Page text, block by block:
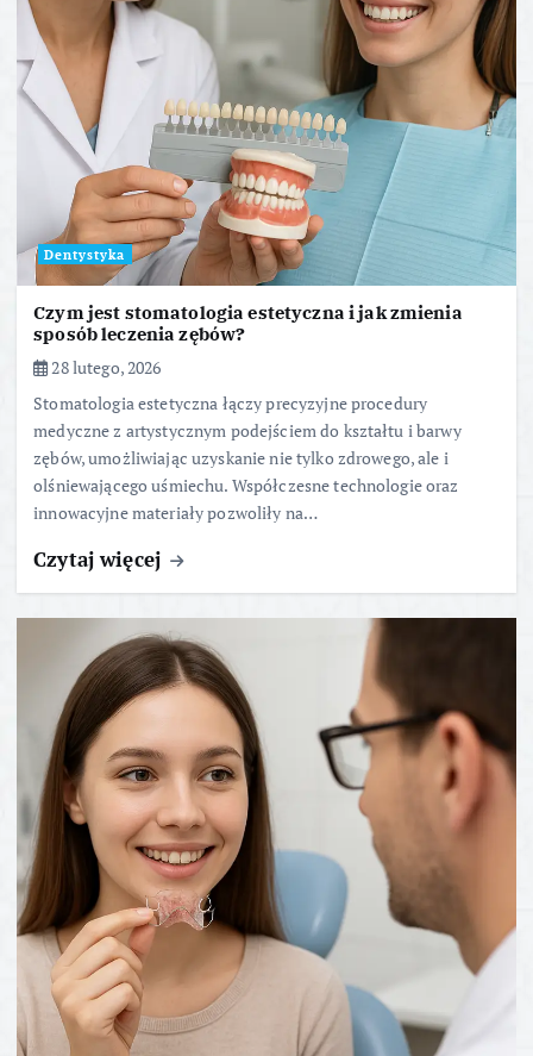
Dentystyka
Czym jest stomatologia estetyczna i jak zmienia
sposób leczenia zębów?
28 lutego, 2026
Stomatologia estetyczna łączy precyzyjne procedury
medyczne z artystycznym podejściem do kształtu i barwy
zębów, umożliwiając uzyskanie nie tylko zdrowego, ale i
olśniewającego uśmiechu. Współczesne technologie oraz
innowacyjne materiały pozwoliły na…
Czytaj więcej